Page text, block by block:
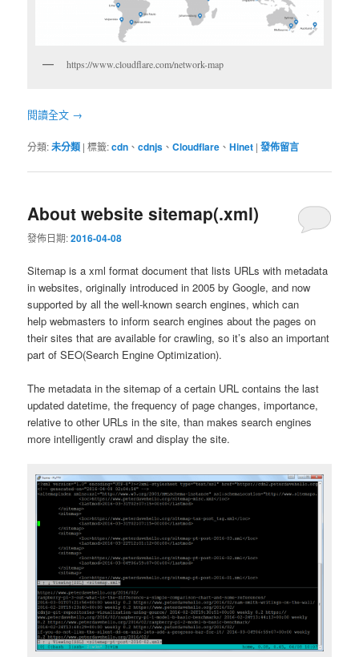
https://www.cloudflare.com/network-map
閱讀全文 →
分類:未分類 |標籤:cdn 、cdnjs 、Cloudflare 、Hinet |發佈留言
About website sitemap(.xml)
發佈日期:2016-04-08
Sitemap is a xml format document that lists URLs with metadata
in websites, originally introduced in 2005 by Google, and now
supported by all the well-known search engines, which can
help webmasters to inform search engines about the pages on
their sites that are available for crawling, so it’s also an important
part of SEO(Search Engine Optimization).
The metadata in the sitemap of a certain URL contains the last
updated datetime, the frequency of page changes, importance,
relative to other URLs in the site, than makes search engines
more intelligently crawl and display the site.